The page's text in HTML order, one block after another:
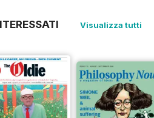
Visualizza tutti